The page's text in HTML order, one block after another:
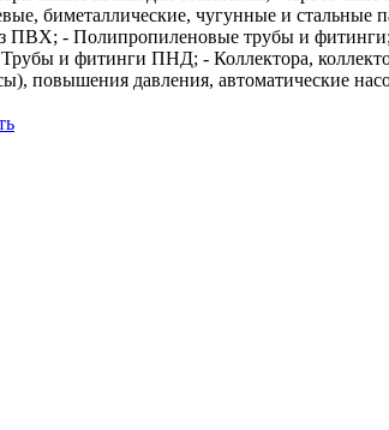
биметаллические, чугунные и стальные
ПВХ; - Полипропиленовые трубы и
и фитинги ПНД; - Коллектора,
повышения давления, автоматические